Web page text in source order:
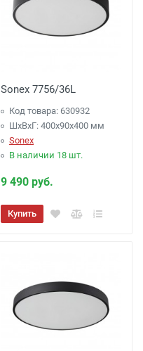
Sonex 7756/36L
Код товара: 630932
ШхВхГ: 400x90x400 мм
Sonex
В наличии 18 шт.
9 490 руб.
Купить